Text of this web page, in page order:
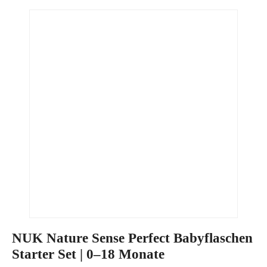
NUK Nature Sense Perfect Babyflaschen
Starter Set | 0–18 Monate